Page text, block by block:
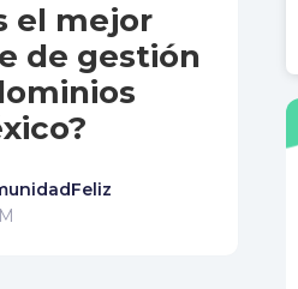
el mejor
de gestión